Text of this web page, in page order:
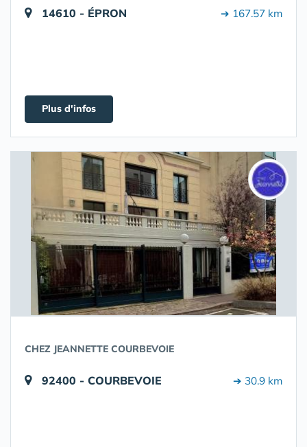
14610 - ÉPRON ➔ 167.57 km
Plus d'infos
CHEZ JEANNETTE COURBEVOIE
92400 - COURBEVOIE ➔ 30.9 km